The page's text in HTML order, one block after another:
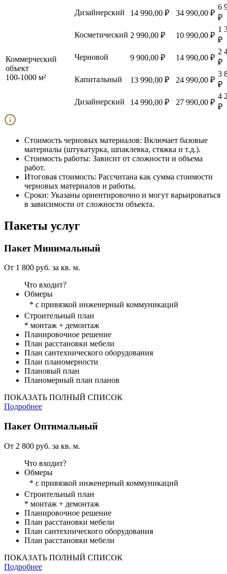
Дизайнерский
14 990,00 ₽ 34 990,00 ₽
6
₽
Коммерческий
объект
100-1000 м²
Косметический 2 990,00 ₽ 10 990,00 ₽
1
₽
Черновой
9 900,00 ₽ 14 990,00 ₽
2
₽
Капитальный
13 990,00 ₽ 24 990,00 ₽
3
₽
Дизайнерский
14 990,00 ₽ 27 990,00 ₽
4
₽
Стоимость черновых материалов: Включает базовые
материалы (штукатурка, шпаклевка, стяжка и т.д.).
Стоимость работы: Зависит от сложности и объема
работ.
Итоговая стоимость: Рассчитана как сумма стоимости
черновых материалов и работы.
Сроки: Указаны ориентировочно и могут варьироваться
в зависимости от сложности объекта.
Пакеты услуг
ПакетМинимальный
От 1 800 руб. за кв. м.
Что входит?
Обмеры
* с привязкой инженерный коммуникаций
Строительный план
* монтаж + демонтаж
Планировочное решение
План расстановки мебели
План сантехнического оборудования
План планомерности
Плановый план
Планомерный план планов
ПОКАЗАТЬ ПОЛНЫЙ СПИСОК
Подробнее
ПакетОптимальный
От 2 800 руб. за кв. м.
Что входит?
Обмеры
* с привязкой инженерный коммуникаций
Строительный план
* монтаж + демонтаж
Планировочное решение
План расстановки мебели
План сантехнического оборудования
План расстановки мебели
ПОКАЗАТЬ ПОЛНЫЙ СПИСОК
Подробнее